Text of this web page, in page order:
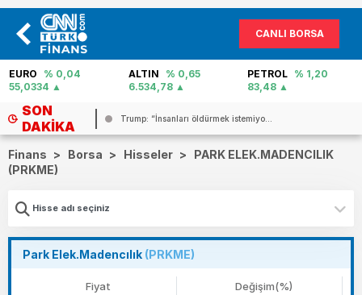
CANLI BORSA
EURO
% 0,04
55,0334
ALTIN
% 0,65
6.534,78
PETROL % 1,20
83,48
SON
DAKIKA
Trump: “İnsanları öldürmek istemiyo...
Finans > Borsa > Hisseler >
PARK ELEK.MADENCILIK
(PRKME)
Park Elek.Madencılık (PRKME)
Fiyat Değişim(%)